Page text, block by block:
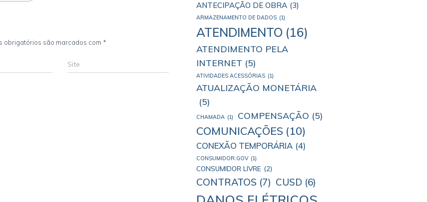
obrigatórios são marcados com *
Site
ANTECIPAÇÃO DE OBRA (3)
ARMAZENAMENTO DE DADOS (1)
ATENDIMENTO (16)
ATENDIMENTO PELA
INTERNET (5)
ATIVIDADES ACESSÓRIAS (1)
ATUALIZAÇÃO MONETÁRIA
(5)
CHAMADA (1) COMPENSAÇÃO (5)
COMUNICAÇÕES (10)
CONEXÃO TEMPORÁRIA (4)
CONSUMIDOR.GOV (1)
CONSUMIDOR LIVRE (2)
CONTRATOS (7) CUSD (6)